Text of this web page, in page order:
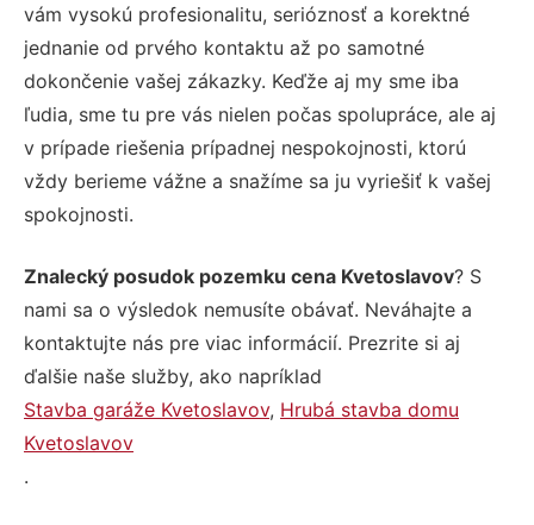
vám vysokú profesionalitu, serióznosť a korektné
jednanie od prvého kontaktu až po samotné
dokončenie vašej zákazky. Keďže aj my sme iba
ľudia, sme tu pre vás nielen počas spolupráce, ale aj
v prípade riešenia prípadnej nespokojnosti, ktorú
vždy berieme vážne a snažíme sa ju vyriešiť k vašej
spokojnosti.
Znalecký posudok pozemku cena Kvetoslavov? S
nami sa o výsledok nemusíte obávať. Neváhajte a
kontaktujte nás pre viac informácií. Prezrite si aj
ďalšie naše služby, ako napríklad
Stavba garáže Kvetoslavov, Hrubá stavba domu
Kvetoslavov
.